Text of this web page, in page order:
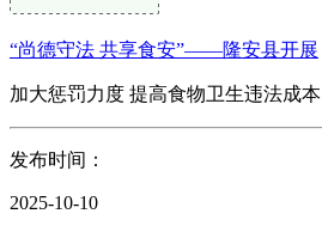
“尚德守法 共享食安”——隆安县开展
加大惩罚力度 提高食物卫生违法成本
发布时间：
2025-10-10